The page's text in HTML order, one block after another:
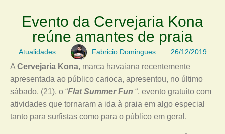
Evento da Cervejaria Kona
reúne amantes de praia
Atualidades Fabricio Domingues 26/12/2019
A Cervejaria Kona, marca havaiana recentemente
apresentada ao público carioca, apresentou, no último
sábado, (21), o “Flat Summer Fun “, evento gratuito com
atividades que tornaram a ida à praia em algo especial
tanto para surfistas como para o público em geral.